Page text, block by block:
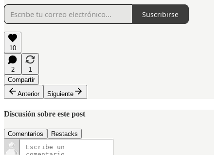
Suscribirse
10
2
1
Compartir
Anterior
Siguiente
Discusión sobre este post
Comentarios Restacks